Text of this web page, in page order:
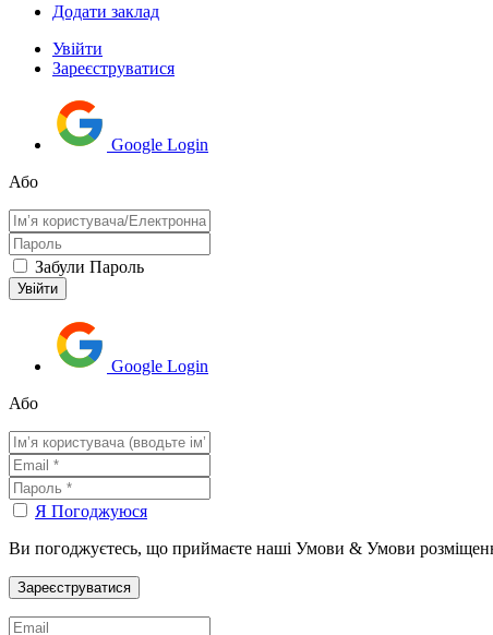
Додати заклад
Увійти
Зареєструватися
Google Login
Або
Забули Пароль
Google Login
Або
Я Погоджуюся
Ви погоджуєтесь, що приймаєте наші Умови & Умови